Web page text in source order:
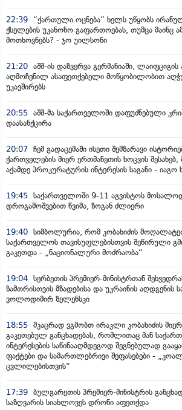
22:39
“ქართული ოცნება” ხელს უწყობს
ქსელების უკანონო გაფართოებას, თუმცა მაინც
მოთხოვნებს? - ჯო უილსონი
21:20 აშშ-ის დაზვერვა გერმანიაში,
აღმოჩენილ ასაფეთქებელი მოწყობილობით
უკავშირებს
20:55 აშშ-მა საქართველოში დაფუძნებული
დაასანქცირა
20:07 ჩემ გადაცემაში ისეთი შემზარავი
ქართველების მიერ ერთმანეთის ხოცვის
აქამდე პროკურატურის ინტერესის საგანი - იაგო
19:45 საქართველოში 9-11 აგვისტოს
დროგამოშვებით წვიმა, ზოგან ძლიერი
19:40 სიმბოლურია, რომ კობახიძის
საქართველოს თავისუფლებისთვის შეწირული
გაკეთდა - „ნაციონალური მოძრაობა“
19:04 სერბეთის პრემიერ-მინისტრთან
ზამთრისთვის მზადებისა და უკრაინის აღდგენის
ვოლოდიმირ ზელენსკი
18:55 მკაცრად ვგმობთ ირაკლი კობახიძის
გაკეთებულ განცხადებას, რომლითაც მან
ინტერესების საწინააღმდეგოდ შეგნებულად
ფაქტები და სამართლებრივი შეფასებები -
ცვლილებისთვის“
17:39 ბულგარეთის პრემიერ-მინისტრის
საზღვარის სიახლოვეს დრონი აფეთქდა